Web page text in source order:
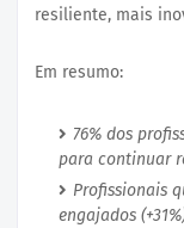
resiliente, mais
Em resumo:
76% dos
para continuar
Profissionais
engajados